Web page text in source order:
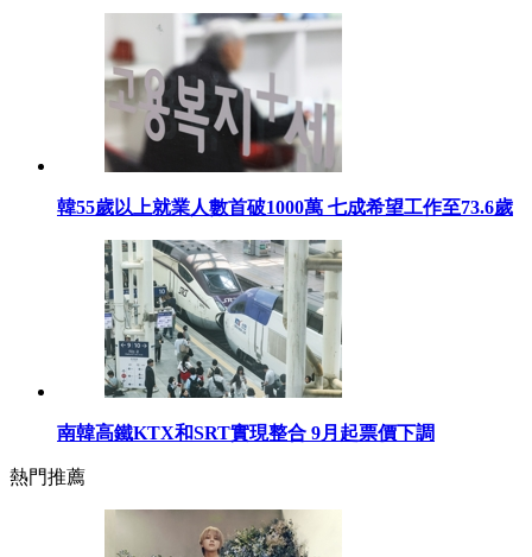
韓55歲以上就業人數首破1000萬 七成希望工作至73.6歲
南韓高鐵KTX和SRT實現整合 9月起票價下調
熱門推薦